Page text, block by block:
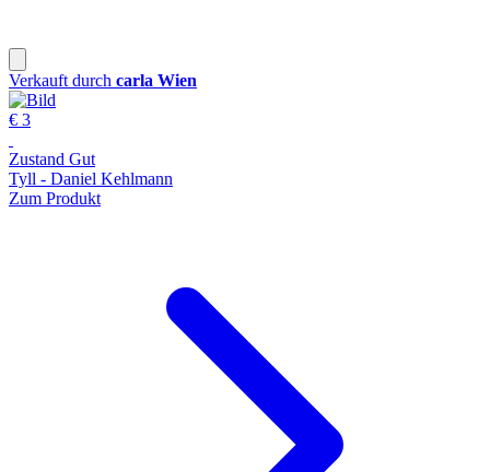
Verkauft durch carla Wien
€ 3
Zustand Gut
Tyll - Daniel Kehlmann
Zum Produkt